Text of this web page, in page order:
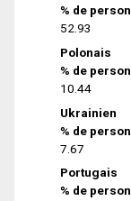
% de
52.93
Polonais
% de
10.44
Ukrainien
% de
7.67
Portugais
% de